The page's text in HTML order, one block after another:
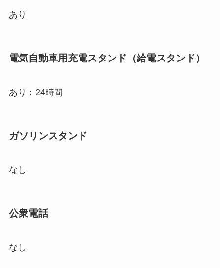
あり
電気自動車用充電スタンド（給電スタンド）
あり：24時間
ガソリンスタンド
なし
公衆電話
なし